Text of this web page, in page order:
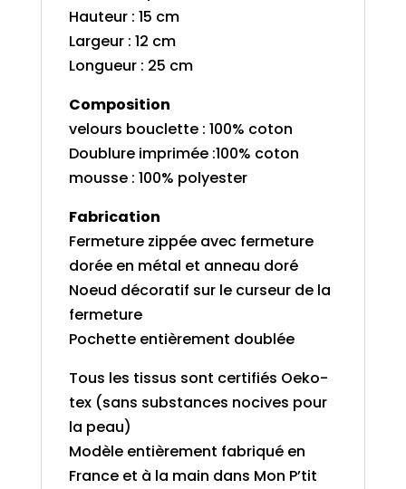
Hauteur : 15 cm
Largeur : 12 cm
Longueur : 25 cm
Composition
velours bouclette : 100% coton
Doublure imprimée :100% coton
mousse : 100% polyester
Fabrication
Fermeture zippée avec fermeture
dorée en métal et anneau doré
Noeud décoratif sur le curseur de la
fermeture
Pochette entièrement doublée
Tous les tissus sont certifiés Oeko-
tex (sans substances nocives pour
la peau)
Modèle entièrement fabriqué en
France et à la main dans Mon P’tit